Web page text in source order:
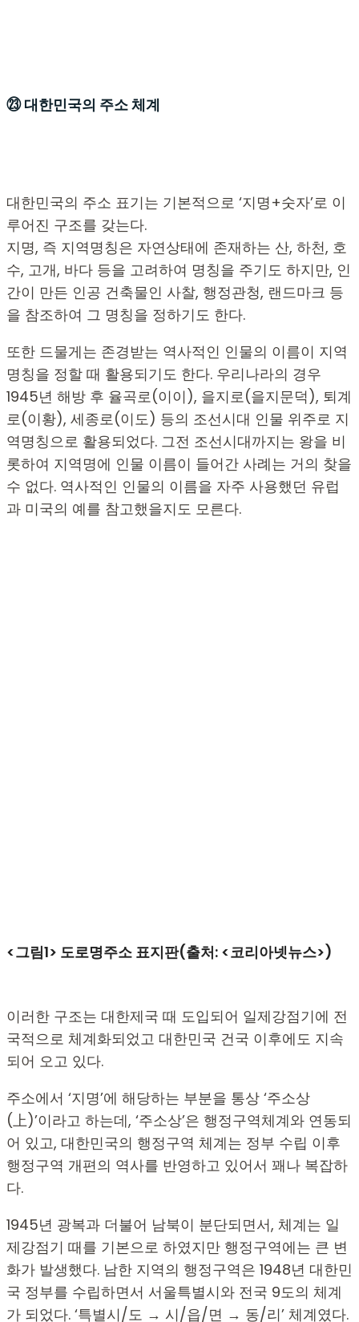
㉓ 대한민국의 주소 체계
대한민국의 주소 표기는 기본적으로 ‘지명+숫자’로 이
루어진 구조를 갖는다.
지명, 즉 지역명칭은 자연상태에 존재하는 산, 하천, 호
수, 고개, 바다 등을 고려하여 명칭을 주기도 하지만, 인
간이 만든 인공 건축물인 사찰, 행정관청, 랜드마크 등
을 참조하여 그 명칭을 정하기도 한다.
또한 드물게는 존경받는 역사적인 인물의 이름이 지역
명칭을 정할 때 활용되기도 한다. 우리나라의 경우
1945년 해방 후 율곡로(이이), 을지로(을지문덕), 퇴계
로(이황), 세종로(이도) 등의 조선시대 인물 위주로 지
역명칭으로 활용되었다. 그전 조선시대까지는 왕을 비
롯하여 지역명에 인물 이름이 들어간 사례는 거의 찾을
수 없다. 역사적인 인물의 이름을 자주 사용했던 유럽
과 미국의 예를 참고했을지도 모른다.
<그림1> 도로명주소 표지판(출처: <코리아넷뉴스>)
이러한 구조는 대한제국 때 도입되어 일제강점기에 전
국적으로 체계화되었고 대한민국 건국 이후에도 지속
되어 오고 있다.
주소에서 ‘지명’에 해당하는 부분을 통상 ‘주소상
(上)’이라고 하는데, ‘주소상’은 행정구역체계와 연동되
어 있고, 대한민국의 행정구역 체계는 정부 수립 이후
행정구역 개편의 역사를 반영하고 있어서 꽤나 복잡하
다.
1945년 광복과 더불어 남북이 분단되면서, 체계는 일
제강점기 때를 기본으로 하였지만 행정구역에는 큰 변
화가 발생했다. 남한 지역의 행정구역은 1948년 대한민
국 정부를 수립하면서 서울특별시와 전국 9도의 체계
가 되었다. ‘특별시/도 → 시/읍/면 → 동/리’ 체계였다.